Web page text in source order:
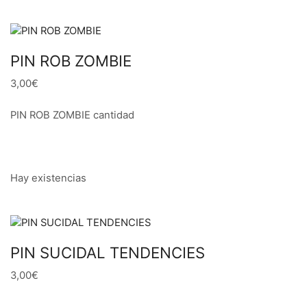
PIN ROB ZOMBIE
3,00€
PIN ROB ZOMBIE cantidad
Hay existencias
PIN SUCIDAL TENDENCIES
3,00€